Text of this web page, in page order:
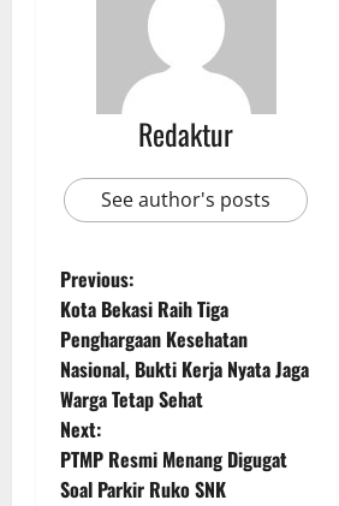
Redaktur
See author's posts
Previous:
Kota Bekasi Raih Tiga
Penghargaan Kesehatan
Nasional, Bukti Kerja Nyata Jaga
Warga Tetap Sehat
Next:
PTMP Resmi Menang Digugat
Soal Parkir Ruko SNK